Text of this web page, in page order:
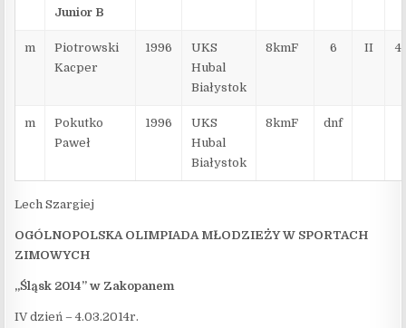
Junior B
m
Piotrowski
Kacper
1996
UKS
Hubal
Białystok
8kmF 6 II 4
m
Pokutko
Paweł
1996
UKS
Hubal
Białystok
8kmF dnf
Lech Szargiej
OGÓLNOPOLSKA OLIMPIADA MŁODZIEŻY W SPORTACH
ZIMOWYCH
„Śląsk 2014” w Zakopanem
IV dzień – 4.03.2014r.